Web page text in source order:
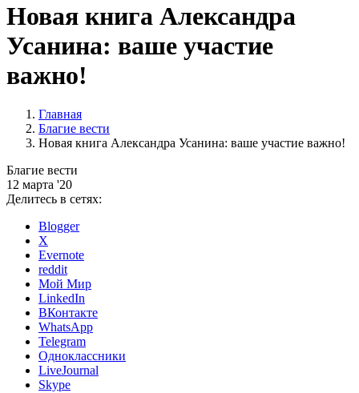
Новая книга Александра
Усанина: ваше участие
важно!
Главная
Благие вести
Новая книга Александра Усанина: ваше участие важно!
Благие вести
12 марта '20
Делитесь в сетях:
Blogger
X
Evernote
reddit
Мой Мир
LinkedIn
ВКонтакте
WhatsApp
Telegram
Одноклассники
LiveJournal
Skype